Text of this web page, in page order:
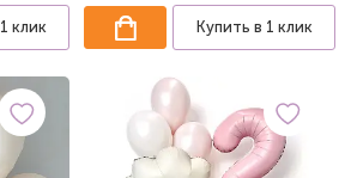
клик Купить в 1 клик